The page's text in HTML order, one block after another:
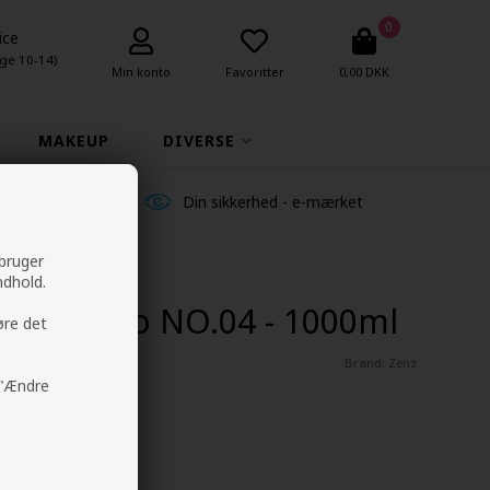
det
10-14)
Min konto Favoritter
0
0,00 DKK
MAKEUP DIVERSE
Din sikkerhed - e-mærket
NO.04 - 1000ml
Brand: Zenz